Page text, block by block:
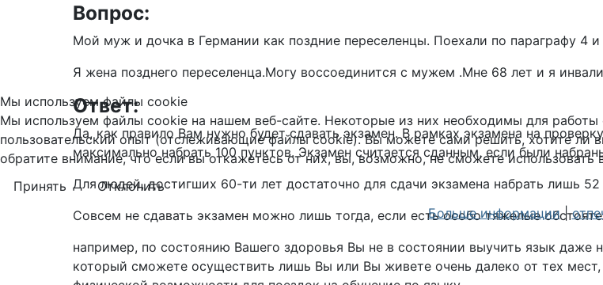
Вопрос:
Мой муж и дочка в Германии как поздние переселенцы. Поехали по параграфу 4 и
Я жена позднего переселенца.Могу воссоединится с мужем .Мне 68 лет и я
Ответ:
Да, как правило Вам нужно будет сдавать экзамен. В рамках экзамена на
максимально набрать 100 пунктов. Экзамен считается сданным, если были
Для людей, достигших 60-ти лет достаточно для сдачи экзамена набрать лишь 52
Совсем не сдавать экзамен можно лишь тогда, если есть особо тяжелые
например, по состоянию Вашего здоровья Вы не в состоянии выучить язык даже
который сможете осуществить лишь Вы или Вы живете очень далеко от тех
Мы используем файлы cookie
Мы используем файлы cookie на нашем веб-сайте. Некоторые из них необходимы для работы
пользовательский опыт (отслеживающие файлы cookie). Вы можете сами решить, хотите ли
обратите внимание, что если вы откажетесь от них, вы, возможно, не сможете использовать
Принять
Отклонить
Больше информации|